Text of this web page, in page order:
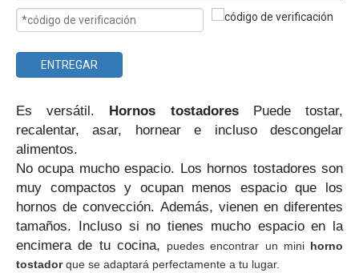
ENTREGAR
Es versátil. Hornos tostadoresPuede tostar,
recalentar, asar, hornear e incluso descongelar
alimentos.
No ocupa mucho espacio. Los hornos tostadores son
muy compactos y ocupan menos espacio que los
hornos de convección. Además, vienen en diferentes
tamaños. Incluso si no tienes mucho espacio en la
encimera de tu cocina,
puedes encontrar un mini horno
tostadorque se adaptará perfectamente a tu lugar.